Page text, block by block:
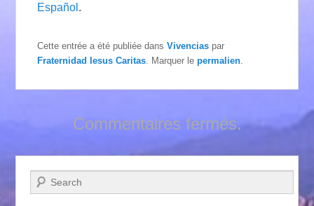
Español .
Cette entrée a été publiée dansVivencias par
Fraternidad Iesus Caritas . Marquer lepermalien
Commentaires fermés.
Recherche